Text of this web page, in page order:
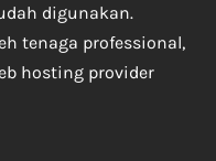
digunakan.
tenaga professional,
hosting provider